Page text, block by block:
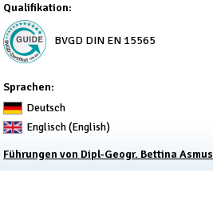
Qualifikation:
BVGD DIN EN 15565
Sprachen:
Deutsch
Englisch (English)
Führungen von Dipl-Geogr. Bettina Asmus